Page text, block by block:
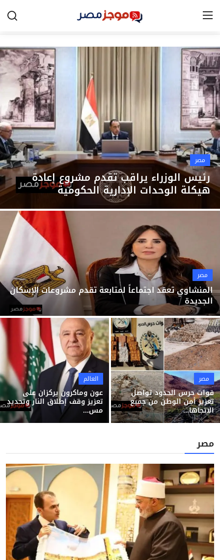
الرئيسية
مصر
الخليج
العالم
الرياضة
اقتصاد
تكنولوجيا
التعليم
منوعات
مصر
رئيس الوزراء يراقب تقدم مشروع إعادة
هيكلة الوحدات الإدارية الحكومية
مصر
المنشاوي تعقد اجتماعاً لمتابعة تقدم مشروعات الإسكان
الجديدة
مصر
قوات حرس الحدود تواصل
تعزيز أمن الوطن من جميع
الاتجاها...
العالم
عون وماكرون يركزان على
تعزيز وقف إطلاق النار وتحديد
مس...
مصر